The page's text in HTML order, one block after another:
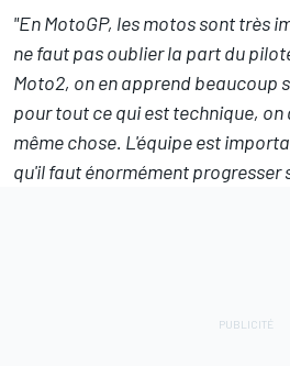
"En MotoGP, les motos sont très
ne faut pas oublier la part du
Moto2, on en apprend beaucoup
pour tout ce qui est technique, on
même chose. L'équipe est
qu'il faut énormément progresser